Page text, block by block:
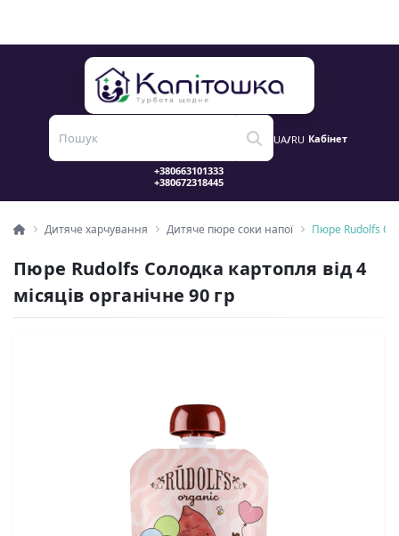
UA/RU Кабінет
Дитяче харчування Дитяче пюре соки напої Пюре Rudolfs
Пюре Rudolfs Солодка картопля від 4
місяців органічне 90 гр